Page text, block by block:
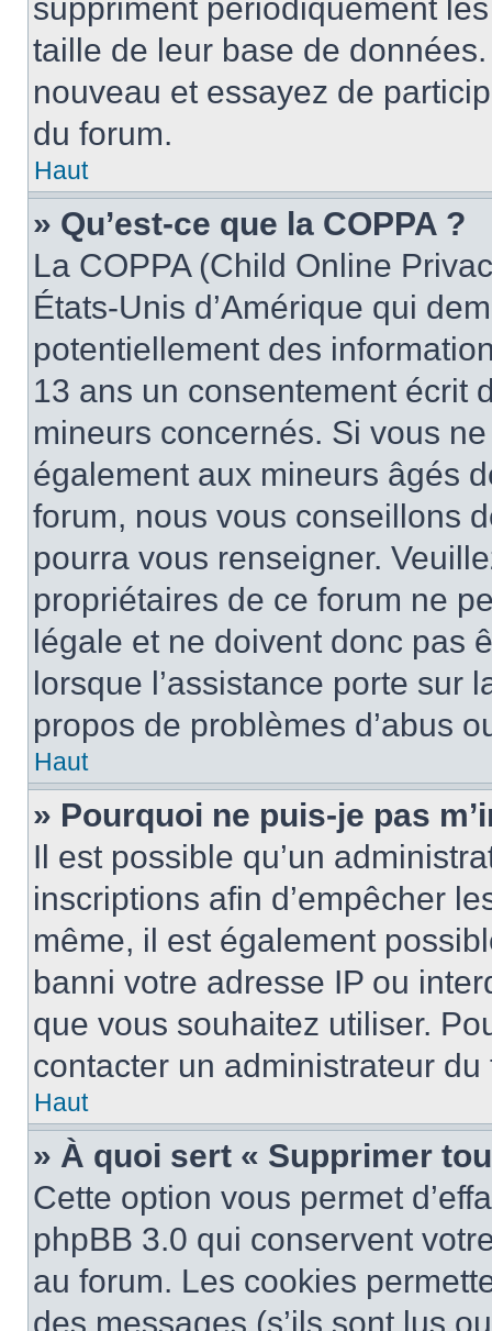
suppriment périodiquement
taille de leur base de
nouveau et essayez de
du forum.
Haut
» Qu’est-ce que la COPPA ?
La COPPA (Child Online
États-Unis d’Amérique qui
potentiellement des
13 ans un consentement écrit
mineurs concernés. Si vous
également aux mineurs âgés
forum, nous vous conseillons
pourra vous renseigner.
propriétaires de ce forum ne
légale et ne doivent donc pas
lorsque l’assistance porte sur
propos de problèmes d’abus
Haut
» Pourquoi ne puis-je pas
Il est possible qu’un
inscriptions afin d’empêcher
même, il est également
banni votre adresse IP ou
que vous souhaitez utiliser.
contacter un administrateur du
Haut
» À quoi sert « Supprimer
Cette option vous permet
phpBB 3.0 qui conservent
au forum. Les cookies
des messages (s’ils sont lus